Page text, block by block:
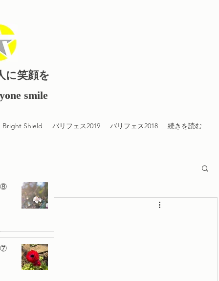
に笑顔を
smile
Bright Shield バリフェス2019 バリフェス2018 続きを読む